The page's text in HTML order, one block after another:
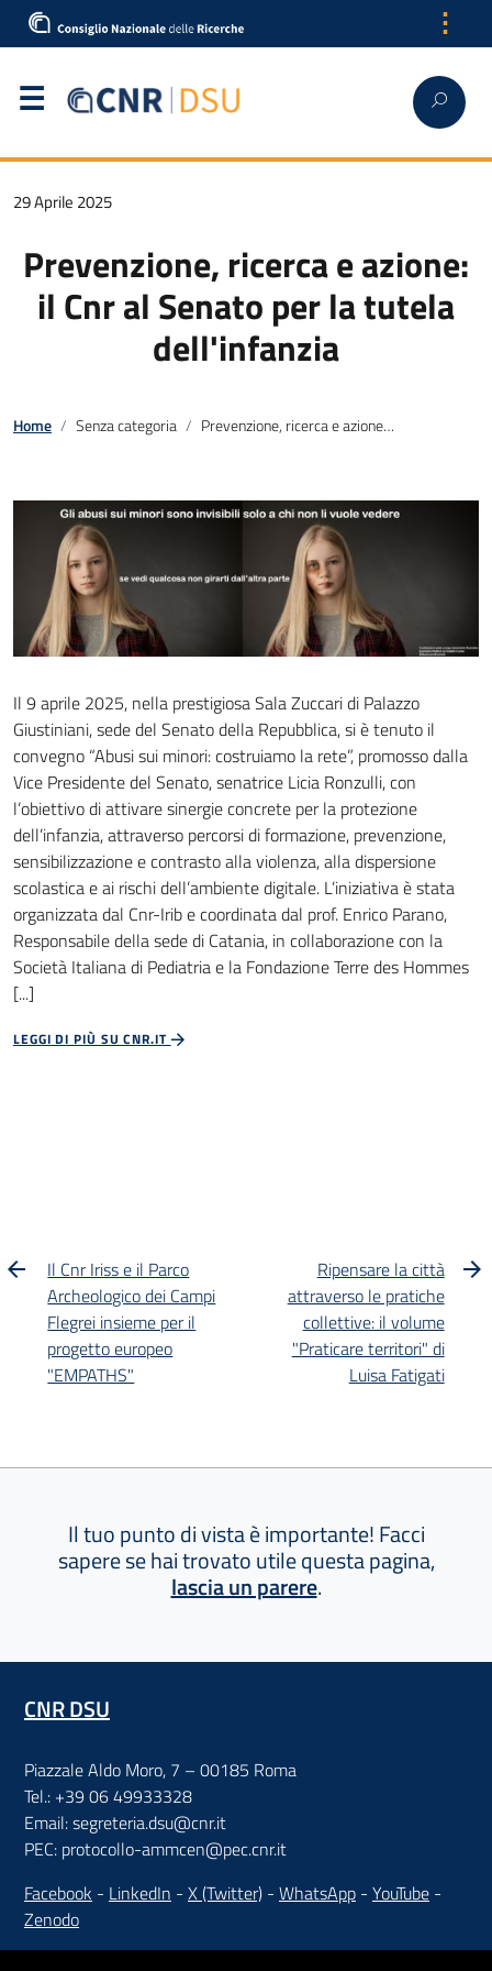
⋮
29 Aprile 2025
Prevenzione, ricerca e azione:
il Cnr al Senato per la tutela
dell'infanzia
Home Senza categoria Prevenzione, ricerca e azione: il Cnr al Senato per la tutela dell'infanzia
Il 9 aprile 2025, nella prestigiosa Sala Zuccari di Palazzo
Giustiniani, sede del Senato della Repubblica, si è tenuto il
convegno “Abusi sui minori: costruiamo la rete”, promosso dalla
Vice Presidente del Senato, senatrice Licia Ronzulli, con
l’obiettivo di attivare sinergie concrete per la protezione
dell’infanzia, attraverso percorsi di formazione, prevenzione,
sensibilizzazione e contrasto alla violenza, alla dispersione
scolastica e ai rischi dell’ambiente digitale. L’iniziativa è stata
organizzata dal Cnr-Irib e coordinata dal prof. Enrico Parano,
Responsabile della sede di Catania, in collaborazione con la
Società Italiana di Pediatria e la Fondazione Terre des Hommes
[...]
LEGGI DI PIÙ SU CNR.IT
Il Cnr Iriss e il Parco
Archeologico dei Campi
Flegrei insieme per il
progetto europeo
"EMPATHS"
Ripensare la città
attraverso le pratiche
collettive: il volume
"Praticare territori" di
Luisa Fatigati
Il tuo punto di vista è importante! Facci
sapere se hai trovato utile questa pagina,
lascia un parere.
CNR DSU
Piazzale Aldo Moro, 7 – 00185 Roma
Tel.: +39 06 49933328
Email: segreteria.dsu@cnr.it
PEC: protocollo-ammcen@pec.cnr.it
Facebook - LinkedIn - X (Twitter) - WhatsApp - YouTube -
Zenodo